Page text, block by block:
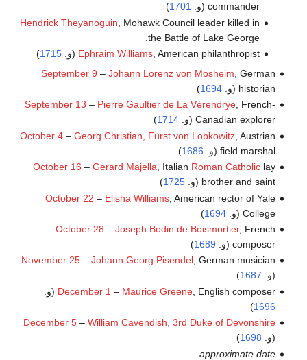
commander (و.
1701
)
Hendrick Theyanoguin , Mohawk Council leader killed in
the Battle of Lake George.
Ephraim Williams , American philanthropist (و. 1715
)
September 9 – Johann Lorenz von Mosheim , German
historian (و.
1694
)
September 13 – Pierre Gaultier de La Vérendrye, French-
Canadian explorer (و.
1714
)
October 4– Georg Christian, Fürst von Lobkowitz, Austrian
field marshal (و.
1686
)
October 16 – Gerard Majella, Italian Roman Catholiclay
brother and saint (و.
1725
)
October 22 – Elisha Williams, American rector of Yale
College (و.
1694
)
October 28 – Joseph Bodin de Boismortier, French
composer (و.
1689
)
November 25– Johann Georg Pisendel, German musician
(و. 1687
)
December 1 – Maurice Greene, English composer (و.
1696
)
December 5– William Cavendish, 3rd Duke of Devonshire
(و. 1698
)
approximate date